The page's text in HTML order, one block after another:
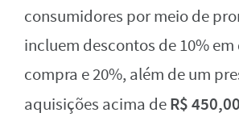
consumidores por meio de
incluem descontos de 10%
compra e 20%, além de um
aquisições acima deR$